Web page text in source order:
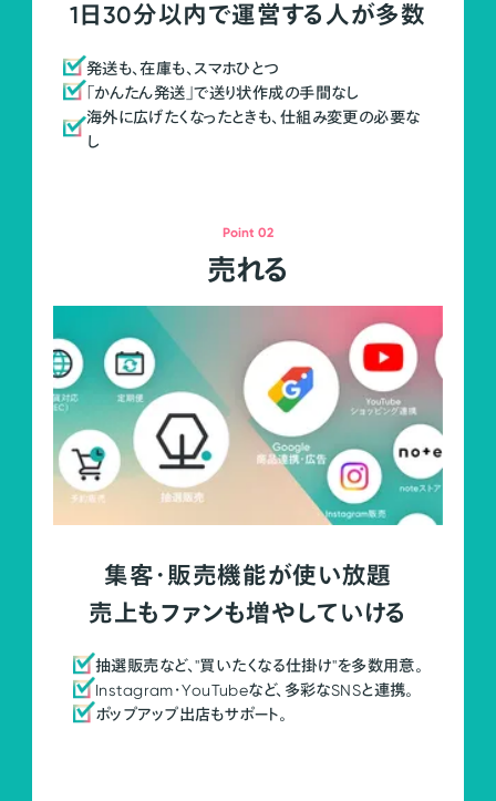
1日30分以内で運営する人が多数
発送も、在庫も、スマホひとつ
「かんたん発送」で送り状作成の手間なし
海外に広げたくなったときも、仕組み変更の必要な
し
Point 02
売れる
集客・販売機能が使い放題
売上もファンも増やしていける
抽選販売など、"買いたくなる仕掛け"を多数用意。
Instagram・YouTubeなど、多彩なSNSと連携。
ポップアップ出店もサポート。